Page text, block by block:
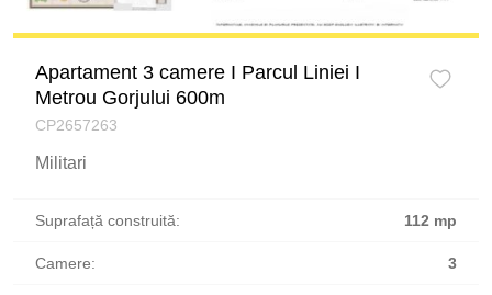
Apartament 3 camere I Parcul Liniei I
Metrou Gorjului 600m
CP2657263
Militari
Suprafață construită: 112 mp
Camere: 3